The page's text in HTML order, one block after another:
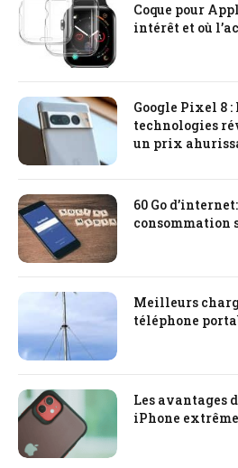
Coque pour
intérêt et où
Google Pixel 8
technologies
un prix
60 Go
consommation
Meilleurs
téléphone
Les avantages
iPhone